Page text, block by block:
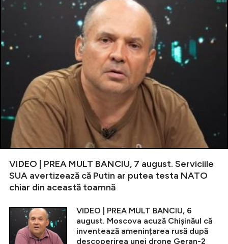
VIDEO | PREA MULT BANCIU, 7 august. Serviciile
SUA avertizează că Putin ar putea testa NATO
chiar din această toamnă
VIDEO | PREA MULT BANCIU, 6
august. Moscova acuză Chișinăul că
inventează amenințarea rusă după
descoperirea unei drone Geran-2